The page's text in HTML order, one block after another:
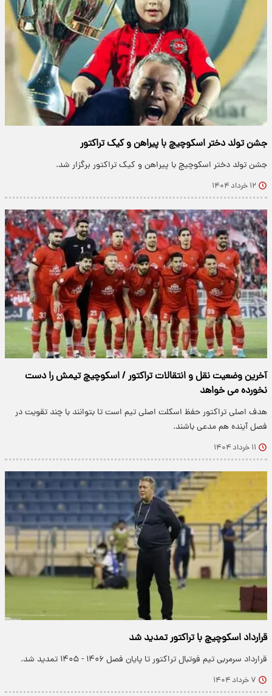
جشن تولد دختر اسکوچیچ با پیراهن و کیک تراکتور
جشن تولد دختر اسکوچیچ با پیراهن و کیک تراکتور برگزار شد.
۱۲ خرداد ۱۴۰۴
آخرین وضعیت نقل و انتقالات تراکتور / اسکوچیچ تیمش را دست
نخورده می خواهد
هدف اصلی تراکتور حفظ اسکلت اصلی تیم است تا بتوانند با چند تقویت در
فصل آینده هم مدعی باشند.
۱۱ خرداد ۱۴۰۴
قرارداد اسکوچیچ با تراکتور تمدید شد
قرارداد سرمربی تیم فوتبال تراکتور تا پایان فصل ۱۴۰۶ - ۱۴۰۵ تمدید شد.
۷ خرداد ۱۴۰۴